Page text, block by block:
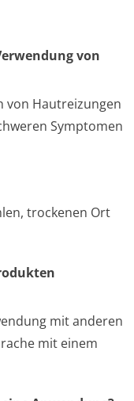
von
von Hautreizungen
Symptomen
trockenen Ort
mit anderen
mit einem